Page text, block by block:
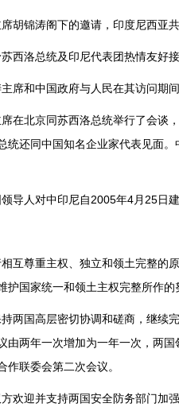
锦涛阁下的邀请，印度尼西亚共
洛总统及印尼代表团热情友好
和中国政府与人民在其访问期
北京同苏西洛总统举行了会谈，
统还同中国知名企业家代表见面
人对中印尼自2005年4月25日建
尊重主权、独立和领土完整的原
护国家统一和领土主权完整所作的
国高层密切协调和磋商，继续
由两年一次增加为一年一次，两
联委会第二次会议。
迎并支持两国安全防务部门加强